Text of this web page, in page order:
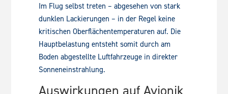
Im Flug selbst treten – abgesehen von stark
dunklen Lackierungen – in der Regel keine
kritischen Oberflächentemperaturen auf. Die
Hauptbelastung entsteht somit durch am
Boden abgestellte Luftfahrzeuge in direkter
Sonneneinstrahlung.
Auswirkungen auf Avionik